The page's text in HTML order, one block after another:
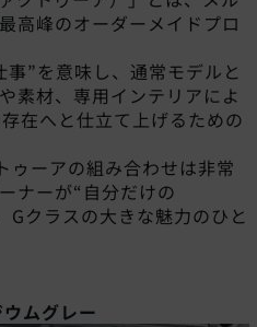
高峰のオーダーメイドプロ
”を意味し、通常モデルと
素材、専用インテリアによ
在へと仕立て上げるための
ゥーアの組み合わせは非常
ナーが“自分だけの
Gクラスの大きな魅力のひと
ムグレー